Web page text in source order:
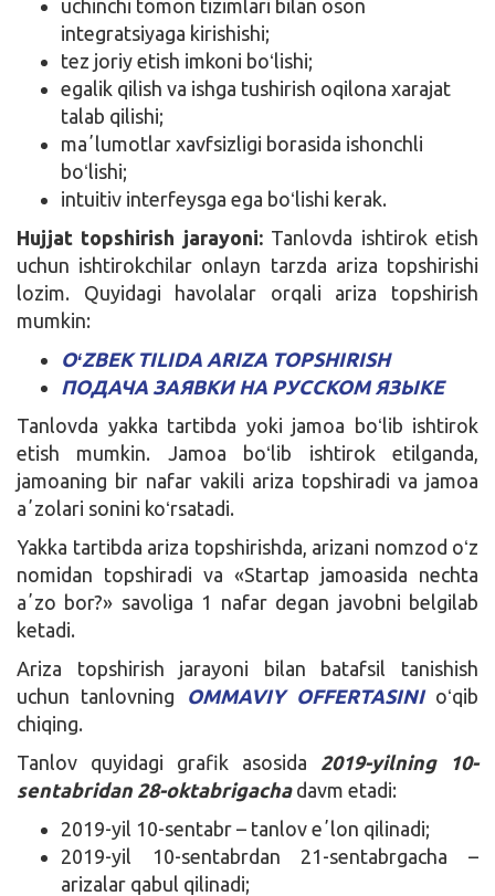
uchinchi tomon tizimlari bilan oson
integratsiyaga kirishishi;
tez joriy etish imkoni boʻlishi;
egalik qilish va ishga tushirish oqilona xarajat
talab qilishi;
maʼlumotlar xavfsizligi borasida ishonchli
boʻlishi;
intuitiv interfeysga ega boʻlishi kerak.
Hujjat topshirish jarayoni:Tanlovda ishtirok etish
uchun ishtirokchilar onlayn tarzda ariza topshirishi
lozim. Quyidagi havolalar orqali ariza topshirish
mumkin:
OʻZBEK TILIDA ARIZA TOPSHIRISH
ПОДАЧА ЗАЯВКИ НА РУССКОМ ЯЗЫКЕ
Tanlovda yakka tartibda yoki jamoa boʻlib ishtirok
etish mumkin. Jamoa boʻlib ishtirok etilganda,
jamoaning bir nafar vakili ariza topshiradi va jamoa
aʼzolari sonini koʻrsatadi.
Yakka tartibda ariza topshirishda, arizani nomzod oʻz
nomidan topshiradi va «Startap jamoasida nechta
aʼzo bor?» savoliga 1 nafar degan javobni belgilab
ketadi.
Ariza topshirish jarayoni bilan batafsil tanishish
uchun tanlovning
OMMAVIY OFFERTASINIoʻqib
chiqing.
Tanlov quyidagi grafik asosida 2019-yilning 10-
sentabridan 28-oktabrigachadavm etadi:
2019-yil 10-sentabr – tanlov eʼlon qilinadi;
2019-yil 10-sentabrdan 21-sentabrgacha –
arizalar qabul qilinadi;